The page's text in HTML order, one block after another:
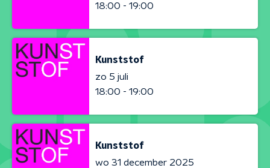
18:00 - 19:00
Kunststof
zo 5 juli
18:00 - 19:00
Kunststof
wo 31 december 2025